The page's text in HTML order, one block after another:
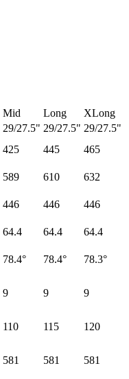
Mid Long
XLong
29/27.5" 29/27.5" 29/27.5"
425 445
465
589 610
632
446 446
446
64.4 64.4
64.4
78.4° 78.4°
78.3°
9 9 9
110 115
120
581 581 581